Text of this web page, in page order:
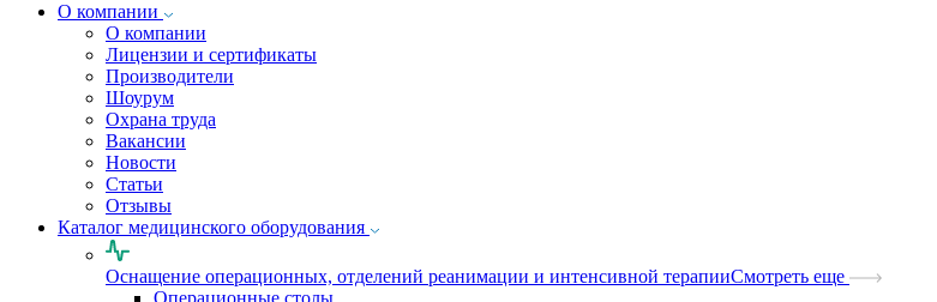
О компании
О компании
Лицензии и сертификаты
Производители
Шоурум
Охрана труда
Вакансии
Новости
Статьи
Отзывы
Каталог медицинского оборудования
Оснащение операционных, отделений реанимации и интенсивной терапииСмотреть еще
Операционные столы